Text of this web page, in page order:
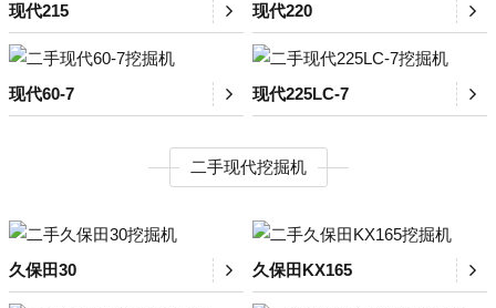
现代215 现代220
现代60-7 现代225LC-7
二手现代挖掘机
久保田30 久保田KX165